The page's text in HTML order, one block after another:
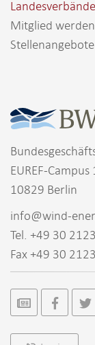
Landesverbände
Mitglied werden
Stellenangebote
EUREF-Campus
10829 Berlin
info@wind-
Tel. +49 30
Fax +49 30